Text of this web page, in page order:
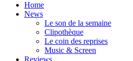
Home
News
Le son de la semaine
Clipothèque
Le coin des reprises
Music & Screen
Reviews